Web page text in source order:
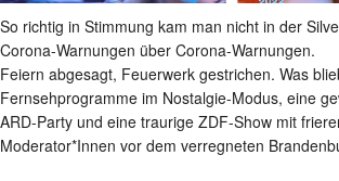
So richtig in Stimmung kam man nicht in der
Corona-Warnungen über Corona-Warnungen.
Feiern abgesagt, Feuerwerk gestrichen. Was
Fernsehprogramme im Nostalgie-Modus, eine
ARD-Party und eine traurige ZDF-Show mit
Moderator*Innen vor dem verregneten